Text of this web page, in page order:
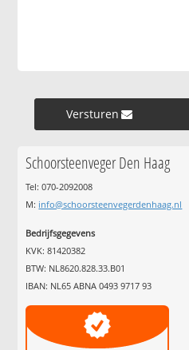
Versturen »
Schoorsteenveger Den Haag
Tel: 070-2092008
M: info@schoorsteenvegerdenhaag.nl
Bedrijfsgegevens
KVK: 81420382
BTW: NL8620.828.33.B01
IBAN: NL65 ABNA 0493 9717 93